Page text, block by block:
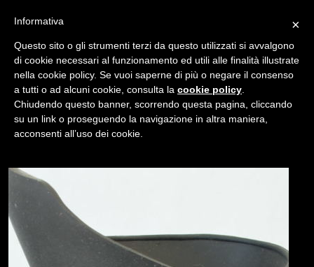
/ USATO MIRINO INGRANDITORE DW-4
NAVIGAZIONE
×
Informativa
Questo sito o gli strumenti terzi da questo utilizzati si avvalgono
di cookie necessari al funzionamento ed utili alle finalità illustrate
nella cookie policy. Se vuoi saperne di più o negare il consenso
a tutti o ad alcuni cookie, consulta la cookie policy
Chiudendo questo banner, scorrendo questa pagina, cliccando
su un link o proseguendo la navigazione in altra maniera,
acconsenti all’uso dei cookie.